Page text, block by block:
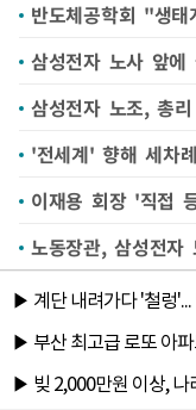
노동장관, 삼성전